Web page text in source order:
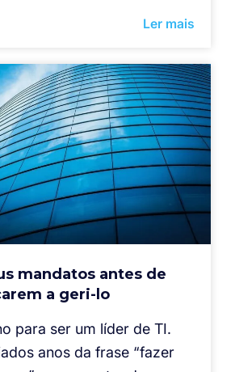
Ler mais
mandatos antes de
a geri-lo
para ser um líder de TI.
anos da frase “fazer